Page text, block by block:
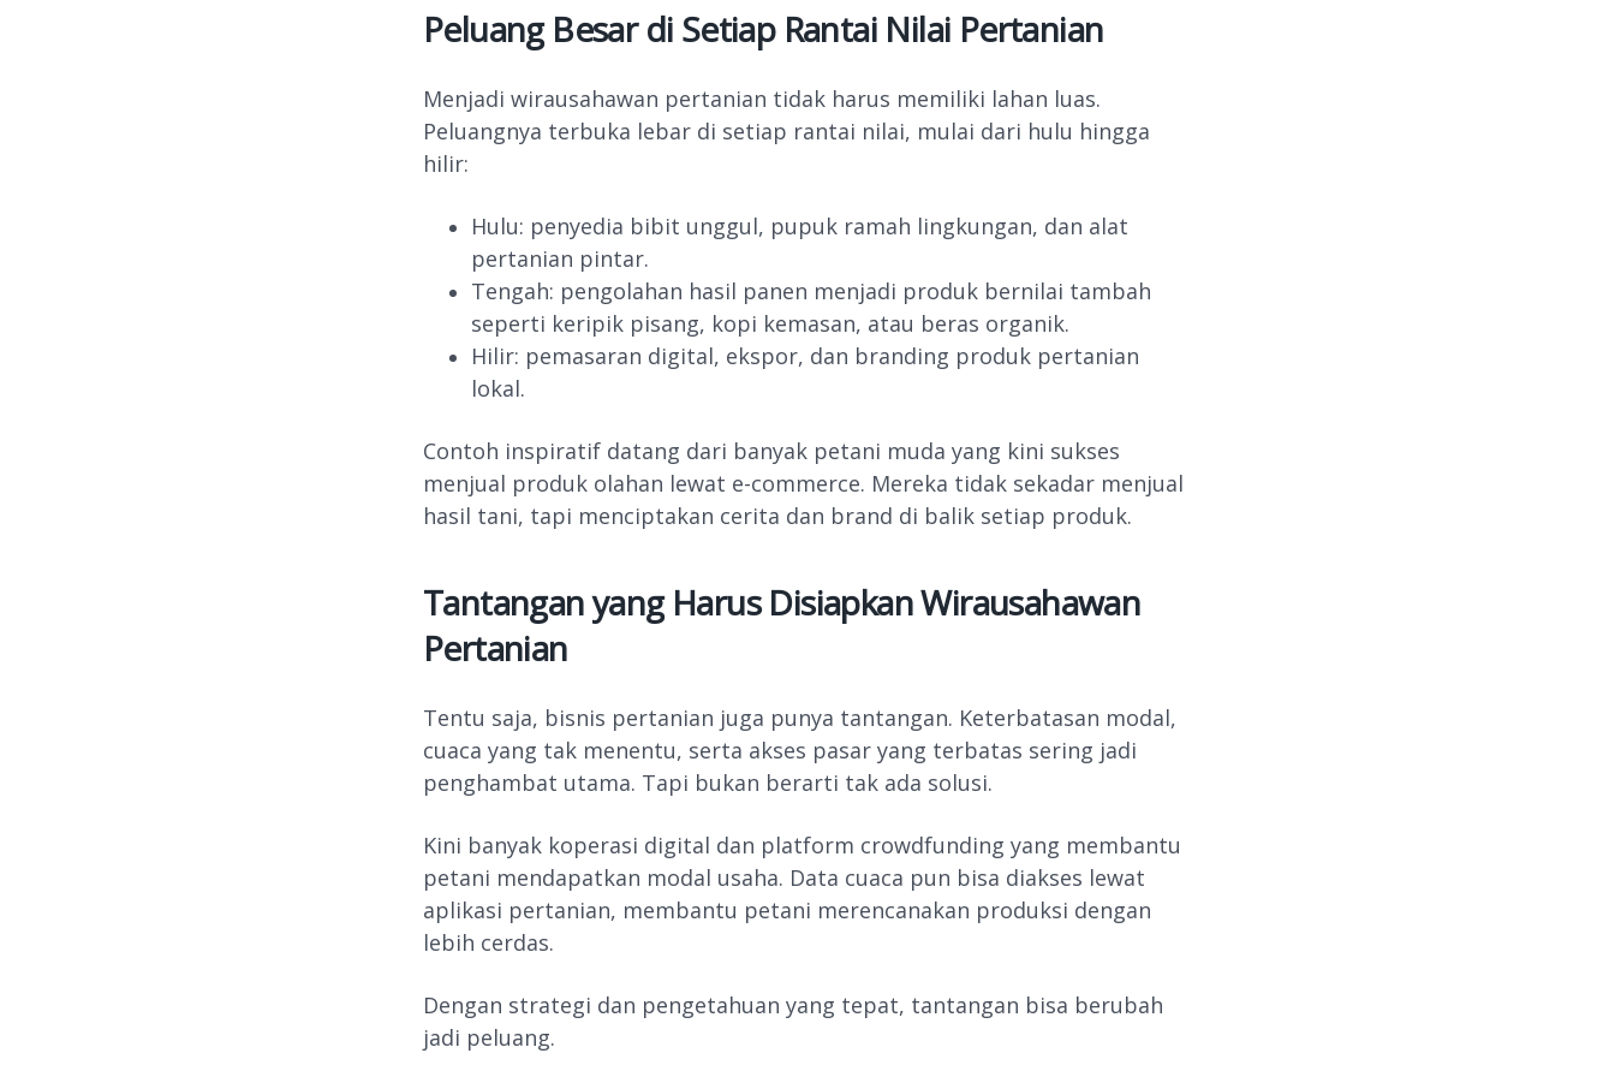
Peluang Besar di Setiap Rantai Nilai Pertanian
Menjadi wirausahawan pertanian tidak harus memiliki lahan luas.
Peluangnya terbuka lebar di setiap rantai nilai, mulai dari hulu hingga
hilir:
Hulu: penyedia bibit unggul, pupuk ramah lingkungan, dan alat
pertanian pintar.
Tengah: pengolahan hasil panen menjadi produk bernilai tambah
seperti keripik pisang, kopi kemasan, atau beras organik.
Hilir: pemasaran digital, ekspor, dan branding produk pertanian
lokal.
Contoh inspiratif datang dari banyak petani muda yang kini sukses
menjual produk olahan lewat e-commerce. Mereka tidak sekadar menjual
hasil tani, tapi menciptakan cerita dan brand di balik setiap produk.
Tantangan yang Harus Disiapkan Wirausahawan
Pertanian
Tentu saja, bisnis pertanian juga punya tantangan. Keterbatasan modal,
cuaca yang tak menentu, serta akses pasar yang terbatas sering jadi
penghambat utama. Tapi bukan berarti tak ada solusi.
Kini banyak koperasi digital dan platform crowdfunding yang membantu
petani mendapatkan modal usaha. Data cuaca pun bisa diakses lewat
aplikasi pertanian, membantu petani merencanakan produksi dengan
lebih cerdas.
Dengan strategi dan pengetahuan yang tepat, tantangan bisa berubah
jadi peluang.